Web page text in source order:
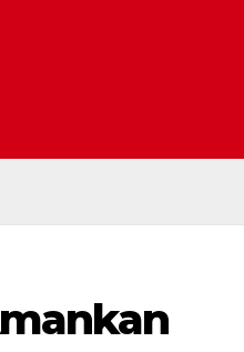
Selamat datang di